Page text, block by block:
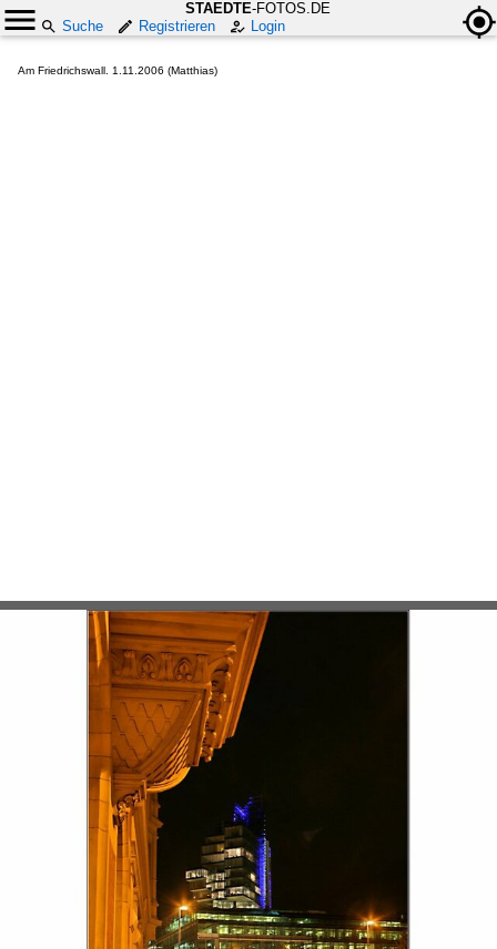
STAEDTE-FOTOS.DE
Suche
Registrieren Login
Am Friedrichswall. 1.11.2006 (Matthias)